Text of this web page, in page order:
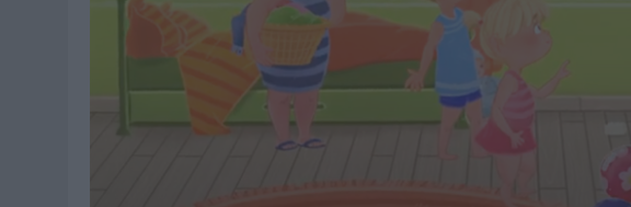
06/08/2026 |
FRIGO Y UNIQLO LANZAN UNA COLECCIÓN PERSONALIZABLE INSPIRADA EN
LA IA ESTÁ SUBIENDO EL LISTÓN DE LA CREATIVIDAD
BEON WORLDWIDE LANZA RAÍZ URBANA PARA TRANSFORMAR EL PATRIMONIO
FABRA COMUNICACIÓN INCORPORA A CASONÁ Y ASUME LA GESTIÓN DE SUS
LOPESAN HOTELS & RESORTS ACERCA EL PARAÍSO CANARIO EN SU ÚLTIMA
LUIS ARQUILLOS (BURGO DE ARIAS): “LA CONSTRUCCIÓN DE MARCA A LARGO